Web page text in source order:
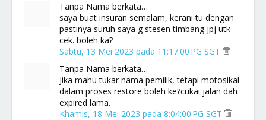
Tanpa Nama berkata…
saya buat insuran semalam, kerani tu dengan
pastinya suruh saya g stesen timbang jpj utk
cek. boleh ka?
Sabtu, 13 Mei 2023 pada 11:17:00 PG SGT
Tanpa Nama berkata…
Jika mahu tukar nama pemilik, tetapi motosikal
dalam proses restore boleh ke?cukai jalan dah
expired lama.
Khamis, 18 Mei 2023 pada 8:04:00 PG SGT